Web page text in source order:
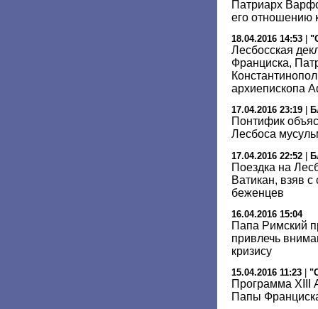
Патриарх
его отношению
18.04.2016 14:53
Лесбосская
Франциска,
архиепископа
17.04.2016 23:19
Понтифик
Лесбоса
17.04.2016 22:52
Поездка на
Ватикан, взяв с
беженцев
16.04.2016 15:04
Папа Римский
привлечь
кризису
15.04.2016 11:23
Программа ХIII
Папы